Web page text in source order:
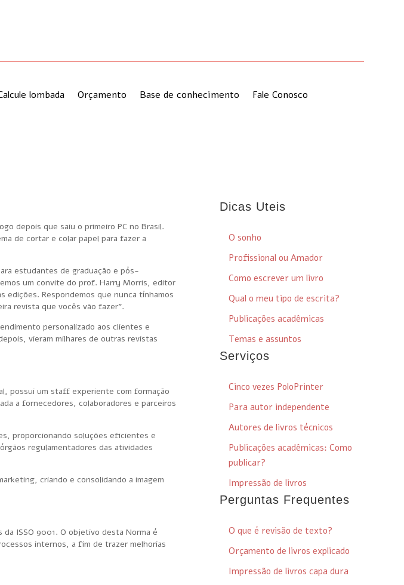
lombada Orçamento Base de conhecimento Fale Conosco
depois que saiu o primeiro PC no Brasil.
de cortar e colar papel para fazer a
estudantes de graduação e pós-
um convite do prof. Harry Morris, editor
edições. Respondemos que nunca tínhamos
revista que vocês vão fazer”.
personalizado aos clientes e
vieram milhares de outras revistas
possui um staff experiente com formação
a fornecedores, colaboradores e parceiros
proporcionando soluções eficientes e
regulamentadores das atividades
criando e consolidando a imagem
ISSO 9001. O objetivo desta Norma é
internos, a fim de trazer melhorias
Dicas Uteis
O sonho
Profissional ou Amador
Como escrever um livro
Qual o meu tipo de escrita?
Publicações acadêmicas
Temas e assuntos
Serviços
Cinco vezes PoloPrinter
Para autor independente
Autores de livros técnicos
Publicações acadêmicas: Como
publicar?
Impressão de livros
Perguntas Frequentes
O que é revisão de texto?
Orçamento de livros explicado
Impressão de livros capa dura